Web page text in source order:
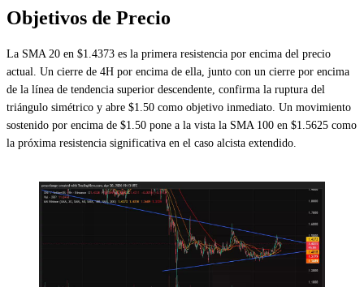
Objetivos de Precio
La SMA 20 en $1.4373 es la primera resistencia por encima del precio
actual. Un cierre de 4H por encima de ella, junto con un cierre por encima
de la línea de tendencia superior descendente, confirma la ruptura del
triángulo simétrico y abre $1.50 como objetivo inmediato. Un movimiento
sostenido por encima de $1.50 pone a la vista la SMA 100 en $1.5625 como
la próxima resistencia significativa en el caso alcista extendido.